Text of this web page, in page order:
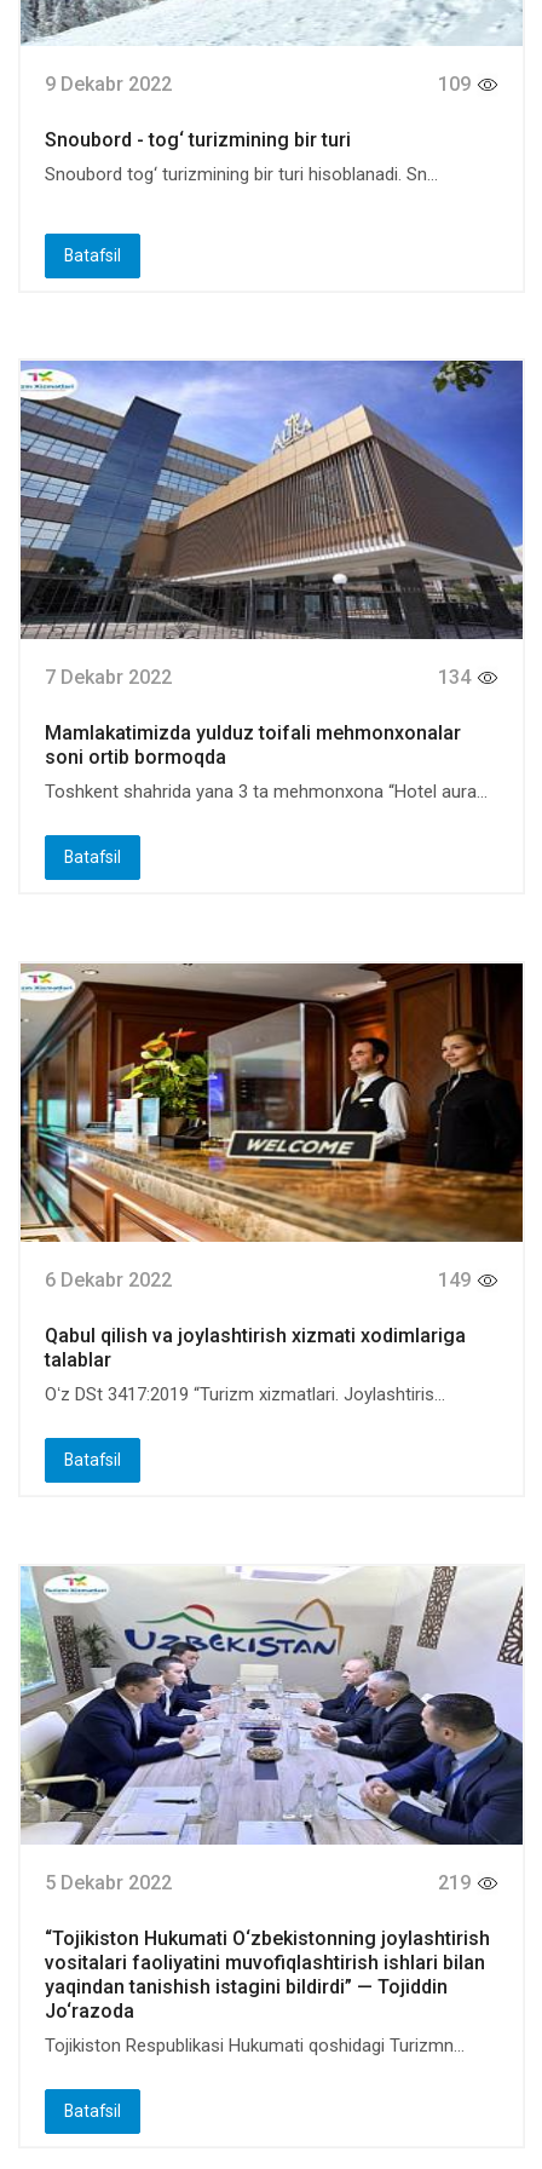
9 Dekabr 2022 109
Snoubord - tog‘ turizmining bir turi
Snoubord tog‘ turizmining bir turi hisoblanadi. Sn...
Batafsil
7 Dekabr 2022 134
Mamlakatimizda yulduz toifali mehmonxonalar
soni ortib bormoqda
Toshkent shahrida yana 3 ta mehmonxona “Hotel aura...
Batafsil
6 Dekabr 2022 149
Qabul qilish va joylashtirish xizmati xodimlariga
talablar
Oʻz DSt 3417:2019 “Turizm xizmatlari. Joylashtiris...
Batafsil
5 Dekabr 2022 219
“Tojikiston Hukumati O‘zbekistonning joylashtirish
vositalari faoliyatini muvofiqlashtirish ishlari bilan
yaqindan tanishish istagini bildirdi” — Tojiddin
Jo‘razoda
Tojikiston Respublikasi Hukumati qoshidagi Turizmn...
Batafsil